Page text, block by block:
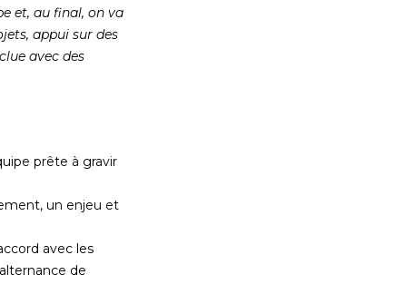
et, au final, on va
appui sur des
avec des
prête à gravir
un enjeu et
avec les
de